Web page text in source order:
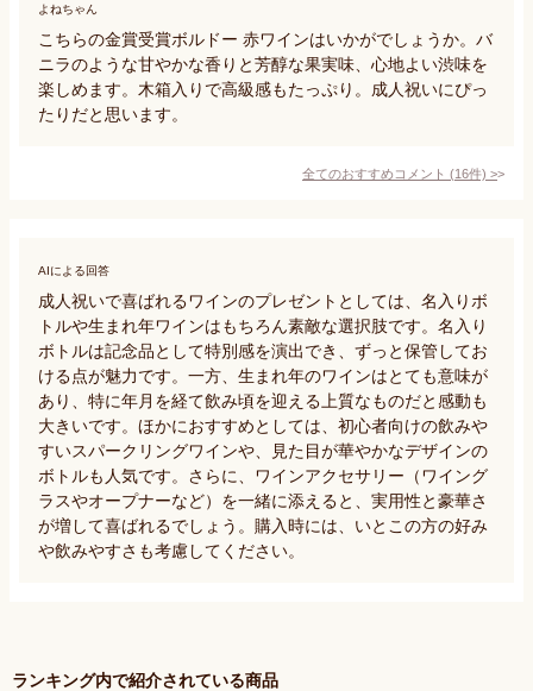
よねちゃん
こちらの金賞受賞ボルドー 赤ワインはいかがでしょうか。バ
ニラのような甘やかな香りと芳醇な果実味、心地よい渋味を
楽しめます。木箱入りで高級感もたっぷり。成人祝いにぴっ
たりだと思います。
全てのおすすめコメント (16件) >
AIによる回答
成人祝いで喜ばれるワインのプレゼントとしては、名入りボ
トルや生まれ年ワインはもちろん素敵な選択肢です。名入り
ボトルは記念品として特別感を演出でき、ずっと保管してお
ける点が魅力です。一方、生まれ年のワインはとても意味が
あり、特に年月を経て飲み頃を迎える上質なものだと感動も
大きいです。ほかにおすすめとしては、初心者向けの飲みや
すいスパークリングワインや、見た目が華やかなデザインの
ボトルも人気です。さらに、ワインアクセサリー（ワイング
ラスやオープナーなど）を一緒に添えると、実用性と豪華さ
が増して喜ばれるでしょう。購入時には、いとこの方の好み
や飲みやすさも考慮してください。
ランキング内で紹介されている商品